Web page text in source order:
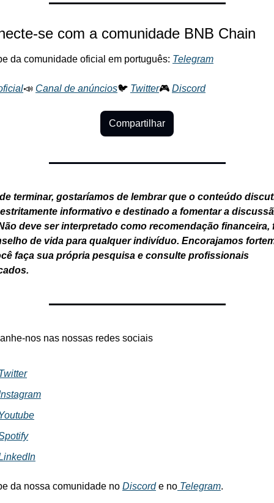
se com a comunidade BNB Chain
da comunidade oficial em português: Telegram
📣 Canal de anúncios🐦 Twitter🎮 Discord
Compartilhar
terminar, gostaríamos de lembrar que o conteúdo
informativo e destinado a fomentar a
deve ser interpretado como recomendação financeira,
de vida para qualquer indivíduo. Encorajamos
faça sua própria pesquisa e consulte profissionais
nos nas nossas redes sociais
da nossa comunidade no Discord e no Telegram.